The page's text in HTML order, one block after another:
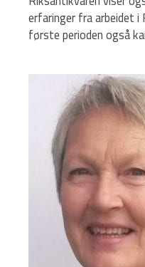
erfaringer fra arbeidet i
første perioden også